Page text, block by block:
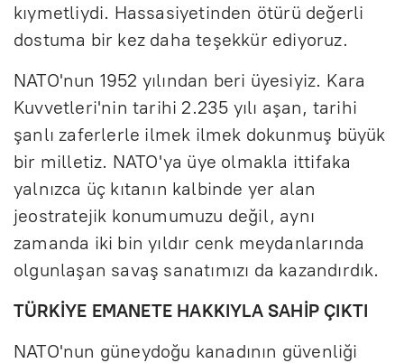
kıymetliydi. Hassasiyetinden ötürü değerli
dostuma bir kez daha teşekkür ediyoruz.
NATO'nun 1952 yılından beri üyesiyiz. Kara
Kuvvetleri'nin tarihi 2.235 yılı aşan, tarihi
şanlı zaferlerle ilmek ilmek dokunmuş büyük
bir milletiz. NATO'ya üye olmakla ittifaka
yalnızca üç kıtanın kalbinde yer alan
jeostratejik konumumuzu değil, aynı
zamanda iki bin yıldır cenk meydanlarında
olgunlaşan savaş sanatımızı da kazandırdık.
TÜRKİYE EMANETE HAKKIYLA SAHİP ÇIKTI
NATO'nun güneydoğu kanadının güvenliği